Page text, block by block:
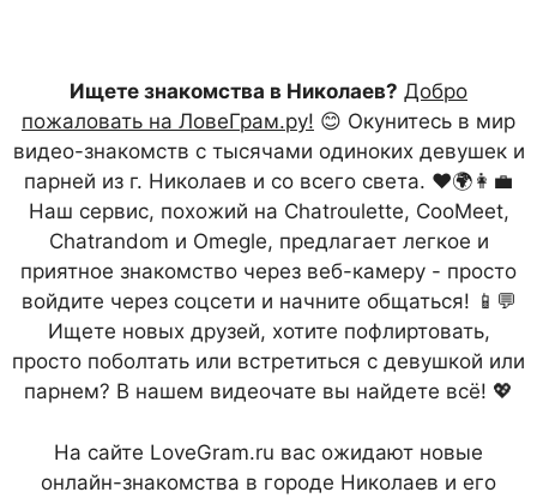
Ищете знакомства в Николаев? Добро
пожаловать на ЛовеГрам.ру! 😊 Окунитесь в мир
видео-знакомств с тысячами одиноких девушек и
парней из г. Николаев и со всего света. ❤️🌍👩‍💼
Наш сервис, похожий на Chatroulette, CooMeet,
Chatrandom и Omegle, предлагает легкое и
приятное знакомство через веб-камеру - просто
войдите через соцсети и начните общаться! 📱💬
Ищете новых друзей, хотите пофлиртовать,
просто поболтать или встретиться с девушкой или
парнем? В нашем видеочате вы найдете всё! 💖
На сайте LoveGram.ru вас ожидают новые
онлайн-знакомства в городе Николаев и его